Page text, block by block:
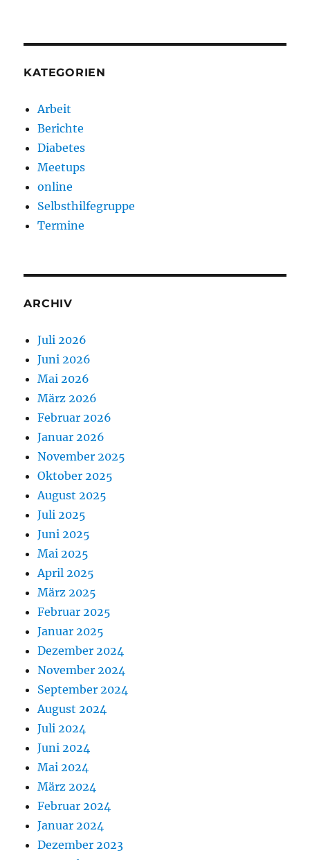
KATEGORIEN
Arbeit
Berichte
Diabetes
Meetups
online
Selbsthilfegruppe
Termine
ARCHIV
Juli 2026
Juni 2026
Mai 2026
März 2026
Februar 2026
Januar 2026
November 2025
Oktober 2025
August 2025
Juli 2025
Juni 2025
Mai 2025
April 2025
März 2025
Februar 2025
Januar 2025
Dezember 2024
November 2024
September 2024
August 2024
Juli 2024
Juni 2024
Mai 2024
März 2024
Februar 2024
Januar 2024
Dezember 2023